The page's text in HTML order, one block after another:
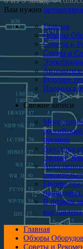
Вам нужно
Главная
Обзоры
Советы и
Схемы и
Будущее
Проводка
Свежие записи
премию
Акустика
Эвиане,
Fluorite
природных
В первом
Главная
Обзоры
Советы и